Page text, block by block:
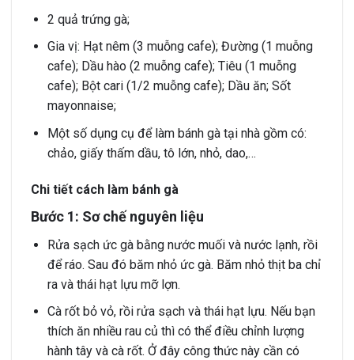
2 quả trứng gà;
Gia vị: Hạt nêm (3 muỗng cafe); Đường (1 muỗng
cafe); Dầu hào (2 muỗng cafe); Tiêu (1 muỗng
cafe); Bột cari (1/2 muỗng cafe); Dầu ăn; Sốt
mayonnaise;
Một số dụng cụ để làm bánh gà tại nhà gồm có:
chảo, giấy thấm dầu, tô lớn, nhỏ, dao,…
Chi tiết cách làm bánh gà
Bước 1: Sơ chế nguyên liệu
Rửa sạch ức gà bằng nước muối và nước lạnh, rồi
để ráo. Sau đó băm nhỏ ức gà. Băm nhỏ thịt ba chỉ
ra và thái hạt lựu mỡ lợn.
Cà rốt bỏ vỏ, rồi rửa sạch và thái hạt lựu. Nếu bạn
thích ăn nhiều rau củ thì có thể điều chỉnh lượng
hành tây và cà rốt. Ở đây công thức này cần có